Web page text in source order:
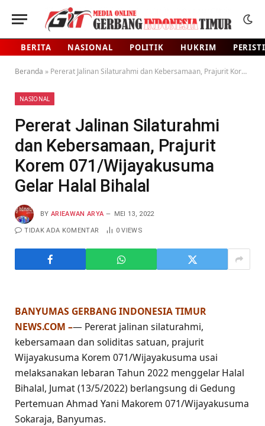
BERITA NASIONAL POLITIK HUKRIM
Beranda » Pererat Jalinan Silaturahmi dan Kebersamaan, Prajurit Korem 071/Wijayakusuma Gelar Halal Bihalal
NASIONAL
Pererat Jalinan Silaturahmi
dan Kebersamaan, Prajurit
Korem 071/Wijayakusuma
Gelar Halal Bihalal
BY ARIEAWAN ARYA MEI 13, 2022
TIDAK ADA KOMENTAR 0VIEWS
BANYUMAS GERBANG INDONESIA TIMUR
NEWS.COM –— Pererat jalinan silaturahmi,
kebersamaan dan soliditas satuan, prajurit
Wijayakusuma Korem 071/Wijayakusuma usai
melaksanakan lebaran Tahun 2022 menggelar Halal
Bihalal, Jumat (13/5/2022) berlangsung di Gedung
Pertemuan Ahmad Yani Makorem 071/Wijayakusuma
Sokaraja, Banyumas.